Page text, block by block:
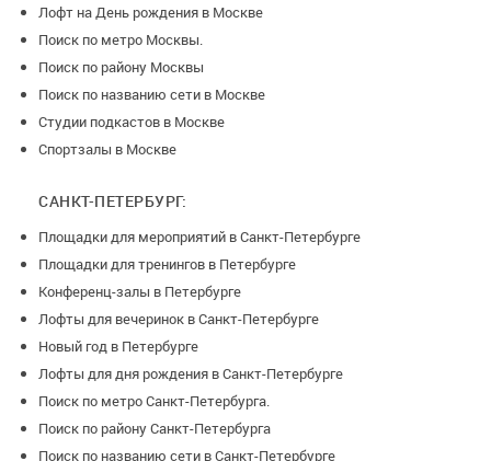
Лофт на День рождения в Москве
Поиск по метро Москвы.
Поиск по району Москвы
Поиск по названию сети в Москве
Студии подкастов в Москве
Спортзалы в Москве
САНКТ-ПЕТЕРБУРГ:
Площадки для мероприятий в Санкт-Петербурге
Площадки для тренингов в Петербурге
Конференц-залы в Петербурге
Лофты для вечеринок в Санкт-Петербурге
Новый год в Петербурге
Лофты для дня рождения в Санкт-Петербурге
Поиск по метро Санкт-Петербурга.
Поиск по району Санкт-Петербурга
Поиск по названию сети в Санкт-Петербурге